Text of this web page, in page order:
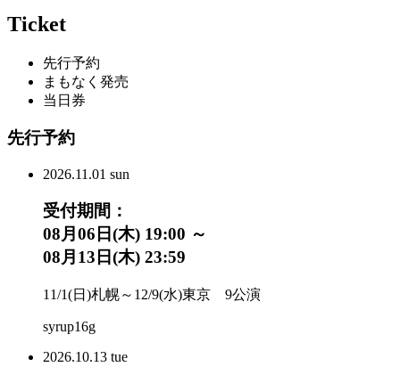
Ticket
先行予約
まもなく発売
当日券
先行予約
2026.11.01 sun
受付期間：
08月06日(木) 19:00 ～
08月13日(木) 23:59
11/1(日)札幌～12/9(水)東京 9公演
syrup16g
2026.10.13 tue